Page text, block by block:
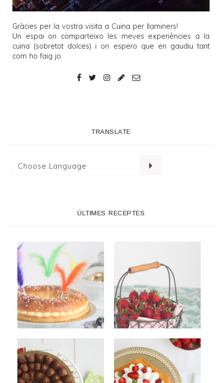
Gràcies per la vostra visita a Cuina per llaminers!
Un espai on comparteixo les meves experiències a la
cuina (sobretot dolces) i on espero que en gaudiu tant
com ho faig jo.
TRANSLATE
ÚLTIMES RECEPTES